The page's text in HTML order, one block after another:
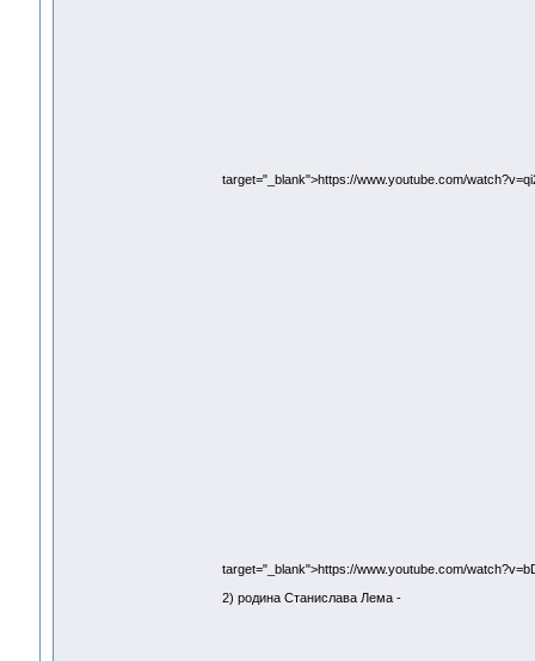
target="_blank">https://www.youtube.com/
target="_blank">https://www.youtube.com/
2) родина Станислава Лема -